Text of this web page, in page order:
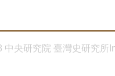
中央研究院 臺灣史研究所